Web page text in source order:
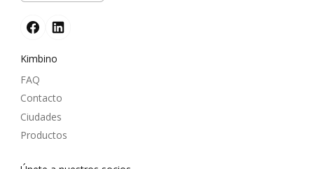
Kimbino
FAQ
Contacto
Ciudades
Productos